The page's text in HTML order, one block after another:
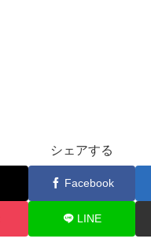
シェアする
Facebook
LINE